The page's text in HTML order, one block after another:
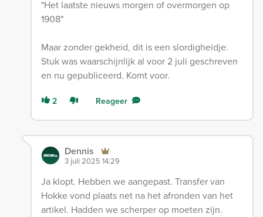
"Het laatste nieuws morgen of overmorgen op
1908"
Maar zonder gekheid, dit is een slordigheidje.
Stuk was waarschijnlijk al voor 2 juli geschreven
en nu gepubliceerd. Komt voor.
2 Reageer
Dennis
3 juli 2025 14:29
Ja klopt. Hebben we aangepast. Transfer van
Hokke vond plaats net na het afronden van het
artikel. Hadden we scherper op moeten zijn.